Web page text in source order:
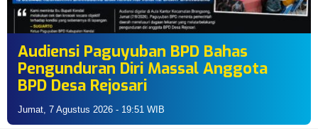
Audiensi Paguyuban BPD Bahas
Pengunduran Diri Massal Anggota
BPD Desa Rejosari
Jumat, 7 Agustus 2026 - 19:51 WIB